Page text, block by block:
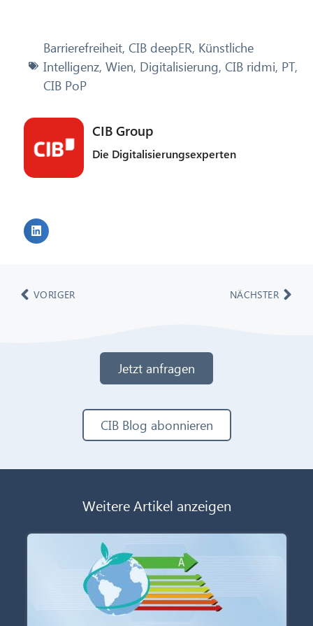
Barrierefreiheit, CIB deepER, Künstliche
Intelligenz, Wien, Digitalisierung, CIB ridmi, PT,
CIB PoP
CIB Group
Die Digitalisierungsexperten
VORIGER NÄCHSTER
Jetzt anfragen
CIB Blog abonnieren
Weitere Artikel anzeigen